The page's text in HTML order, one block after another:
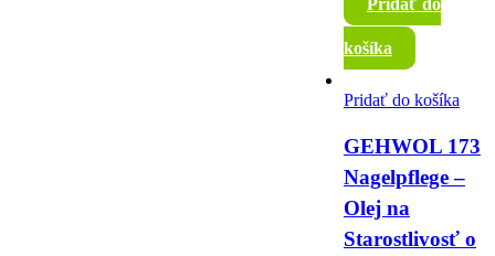
Pridať do
košíka
Pridať do košíka
GEHWOL 173
Nagelpflege –
Olej na
Starostlivosť o